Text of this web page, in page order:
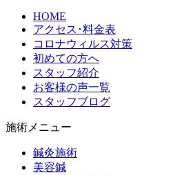
HOME
アクセス･料金表
コロナウィルス対策
初めての方へ
スタッフ紹介
お客様の声一覧
スタッフブログ
施術メニュー
鍼灸施術
美容鍼